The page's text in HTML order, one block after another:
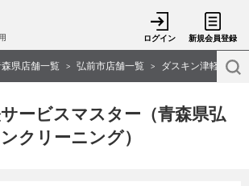
ログイン 新規会員登録
県店舗一覧 > 弘前市店舗一覧 > ダスキン津軽サー
ービスマスター（青森県弘
クリーニング）